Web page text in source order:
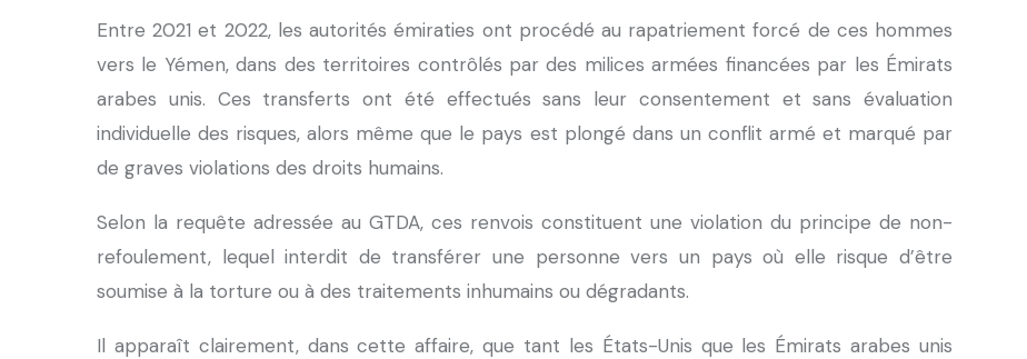
Entre 2021 et 2022, les autorités émiraties ont procédé au rapatriement forcé de ces hommes
vers le Yémen, dans des territoires contrôlés par des milices armées financées par les Émirats
arabes unis. Ces transferts ont été effectués sans leur consentement et sans évaluation
individuelle des risques, alors même que le pays est plongé dans un conflit armé et marqué par
de graves violations des droits humains.
Selon la requête adressée au GTDA, ces renvois constituent une violation du principe de non-
refoulement, lequel interdit de transférer une personne vers un pays où elle risque d’être
soumise à la torture ou à des traitements inhumains ou dégradants.
Il apparaît clairement, dans cette affaire, que tant les États-Unis que les Émirats arabes unis